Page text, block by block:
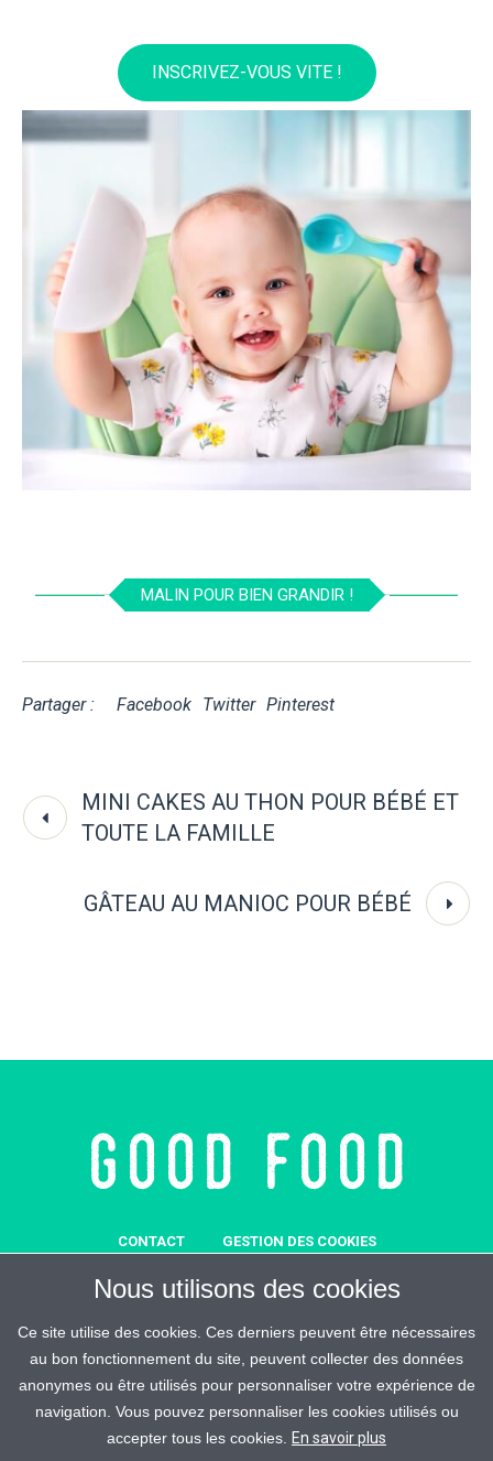
INSCRIVEZ-VOUS VITE !
MALIN POUR BIEN GRANDIR !
Partager : Facebook Twitter Pinterest
MINI CAKES AU THON POUR BÉBÉ ET
TOUTE LA FAMILLE
GÂTEAU AU MANIOC POUR BÉBÉ
CONTACT
GESTION DES COOKIES
REJOIGNEZ-MALIN
ESPACE PRESSE CRÉDITS
Nous utilisons des cookies
Ce site utilise des cookies. Ces derniers peuvent être nécessaires
au bon fonctionnement du site, peuvent collecter des données
anonymes ou être utilisés pour personnaliser votre expérience de
navigation. Vous pouvez personnaliser les cookies utilisés ou
accepter tous les cookies.
En savoir plus